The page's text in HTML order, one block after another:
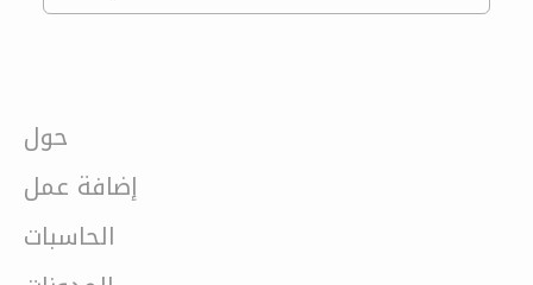
حول
إضافة عمل
الحاسبات